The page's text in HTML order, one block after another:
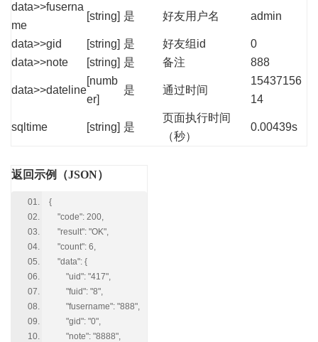
data>>fuserna
me
[string] 是 好友用户名 admin
data>>gid [string] 是 好友组id
0
data>>note
[string] 是 备注 888
data>>dateline
[numb
er]
是 通过时间
15437156
14
sqltime [string] 是
页面执行时间
（秒）
0.00439s
返回示例（JSON）
{
"code": 200,
"result": "OK",
"count": 6,
"data": {
"uid": "417",
"fuid": "8",
"fusername": "888",
"gid": "0",
"note": "8888",